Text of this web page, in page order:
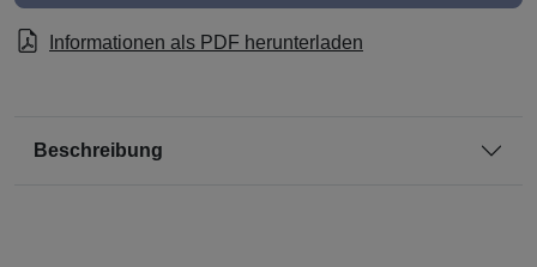
Informationen als PDF herunterladen
Beschreibung